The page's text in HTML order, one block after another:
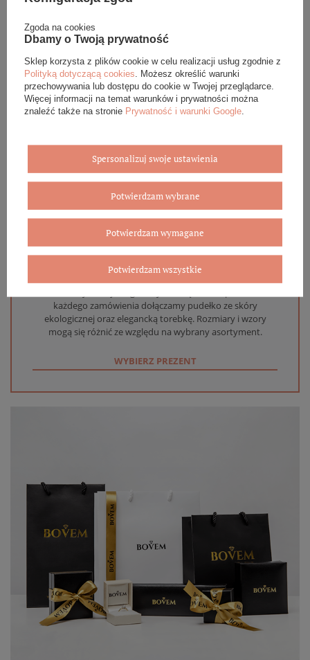
DANE SZCZEGÓŁOWE
OPINIE (0)
Eleganckie opakowanie gratis
Biżuterię i zegarki zakupione w sklepie internetowym
każdego zamówienia dołączamy pudełko ze skóry
ekologicznej oraz elegancką torebkę. Rozmiary i wzory
mogą się różnić ze względu na wybrany asortyment.
WYBIERZ PREZENT
Zgoda na cookies
Dbamy o Twoją prywatność
Sklep korzysta z plików cookie w celu realizacji usług zgodnie z
Polityką dotyczącą cookies . Możesz określić warunki
przechowywania lub dostępu do cookie w Twojej przeglądarce.
Więcej informacji na temat warunków i prywatności można
znaleźć także na stronie Prywatność i warunki Google
Spersonalizuj swoje ustawienia
Potwierdzam wybrane
Potwierdzam wymagane
Potwierdzam wszystkie